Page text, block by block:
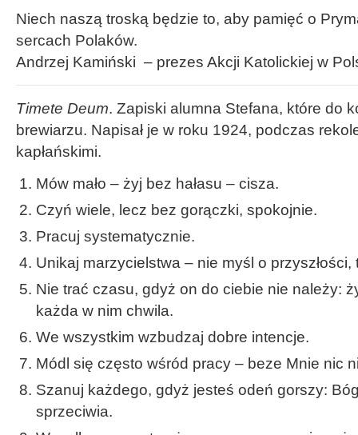
Niech naszą troską będzie to, aby pamięć o
sercach Polaków.
Andrzej Kamiński – prezes Akcji Katolickiej w
Timete Deum. Zapiski alumna Stefana, które do
brewiarzu. Napisał je w roku 1924, podczas
kapłańskimi.
Mów mało – żyj bez hałasu – cisza.
Czyń wiele, lecz bez gorączki, spokojnie.
Pracuj systematycznie.
Unikaj marzycielstwa – nie myśl o
Nie trać czasu, gdyż on do ciebie nie należy:
każda w nim chwila.
We wszystkim wzbudzaj dobre intencje.
Módl się często wśród pracy – beze Mnie nic
Szanuj każdego, gdyż jesteś odeń gorszy:
sprzeciwia.